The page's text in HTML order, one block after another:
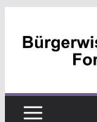
Inhalt